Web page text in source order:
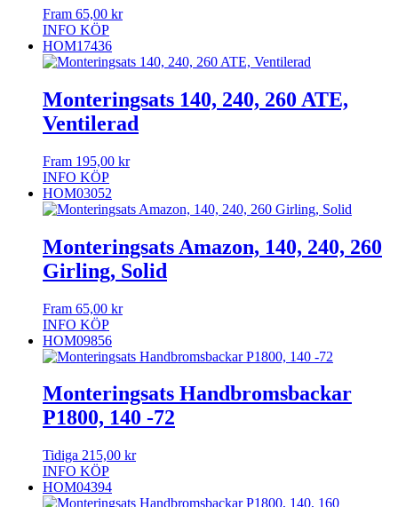
Fram 65,00 kr
INFO KÖP
HOM17436
Monteringsats 140, 240, 260 ATE,
Ventilerad
Fram 195,00 kr
INFO KÖP
HOM03052
Monteringsats Amazon, 140, 240, 260
Girling, Solid
Fram 65,00 kr
INFO KÖP
HOM09856
Monteringsats Handbromsbackar
P1800, 140 -72
Tidiga 215,00 kr
INFO KÖP
HOM04394